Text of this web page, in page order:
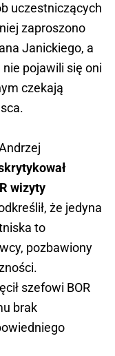
uczestniczących
zaproszono
Janickiego, a
pojawili się oni
czekają
wizyty
że jedyna
to
pozbawiony
szefowi BOR
brak